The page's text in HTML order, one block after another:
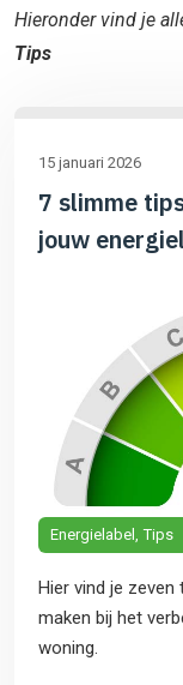
Hieronder vind je
Tips
15 januari 2026
7 slimme
jouw
Energielabel Tips
Hier vind je zeven
maken bij het
woning.